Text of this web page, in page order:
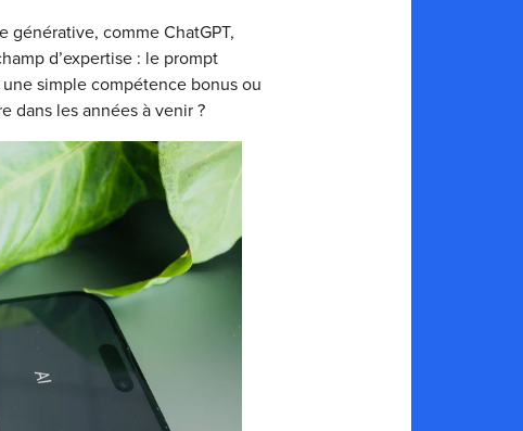
générative, comme ChatGPT,
d’expertise : le prompt
simple compétence bonus ou
dans les années à venir ?